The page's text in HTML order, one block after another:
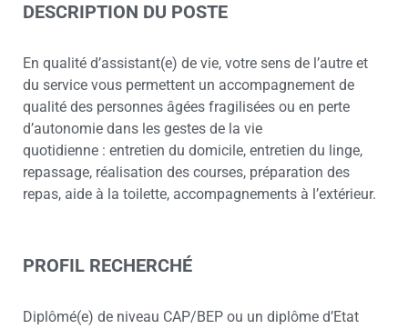
DESCRIPTION DU POSTE
En qualité d’assistant(e) de vie, votre sens de l’autre et
du service vous permettent un accompagnement de
qualité des personnes âgées fragilisées ou en perte
d’autonomie dans les gestes de la vie
quotidienne : entretien du domicile, entretien du linge,
repassage, réalisation des courses, préparation des
repas, aide à la toilette, accompagnements à l’extérieur.
PROFIL RECHERCHÉ
Diplômé(e) de niveau CAP/BEP ou un diplôme d’Etat